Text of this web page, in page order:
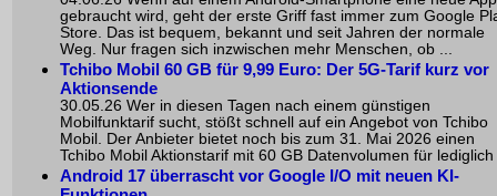
gebraucht wird, geht der erste Griff fast immer zum Google
Store. Das ist bequem, bekannt und seit Jahren der normale
Weg. Nur fragen sich inzwischen mehr Menschen, ob ...
Tchibo Mobil 60 GB für 9,99 Euro: Der 5G-Tarif kurz vor
Aktionsende
30.05.26 Wer in diesen Tagen nach einem günstigen
Mobilfunktarif sucht, stößt schnell auf ein Angebot von Tchibo
Mobil. Der Anbieter bietet noch bis zum 31. Mai 2026 einen
Tchibo Mobil Aktionstarif mit 60 GB Datenvolumen für lediglich
Android 17 überrascht vor Google I/O mit neuen KI-